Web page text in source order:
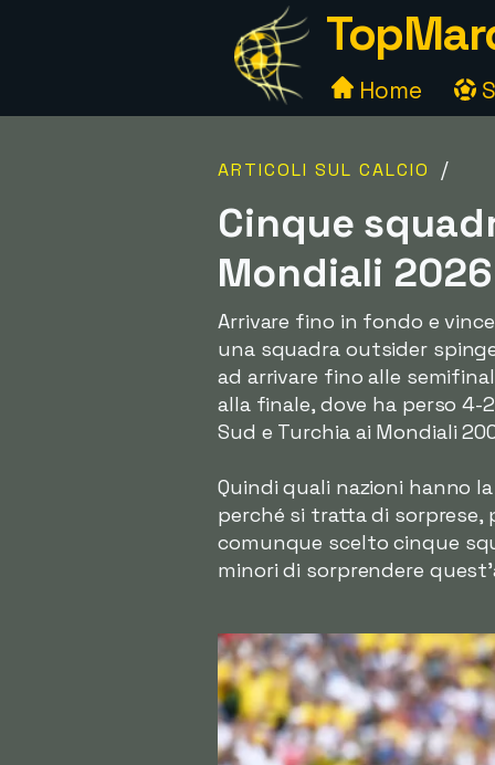
Home
ARTICOLI SUL CALCIO /
Cinque
Mondiali 2026
Arrivare fino in fondo e
una squadra outsider
ad arrivare fino alle
alla finale, dove ha perso 4-
Sud e Turchia ai Mondiali
Quindi quali nazioni hanno
perché si tratta di sorprese,
comunque scelto cinque
minori di sorprendere